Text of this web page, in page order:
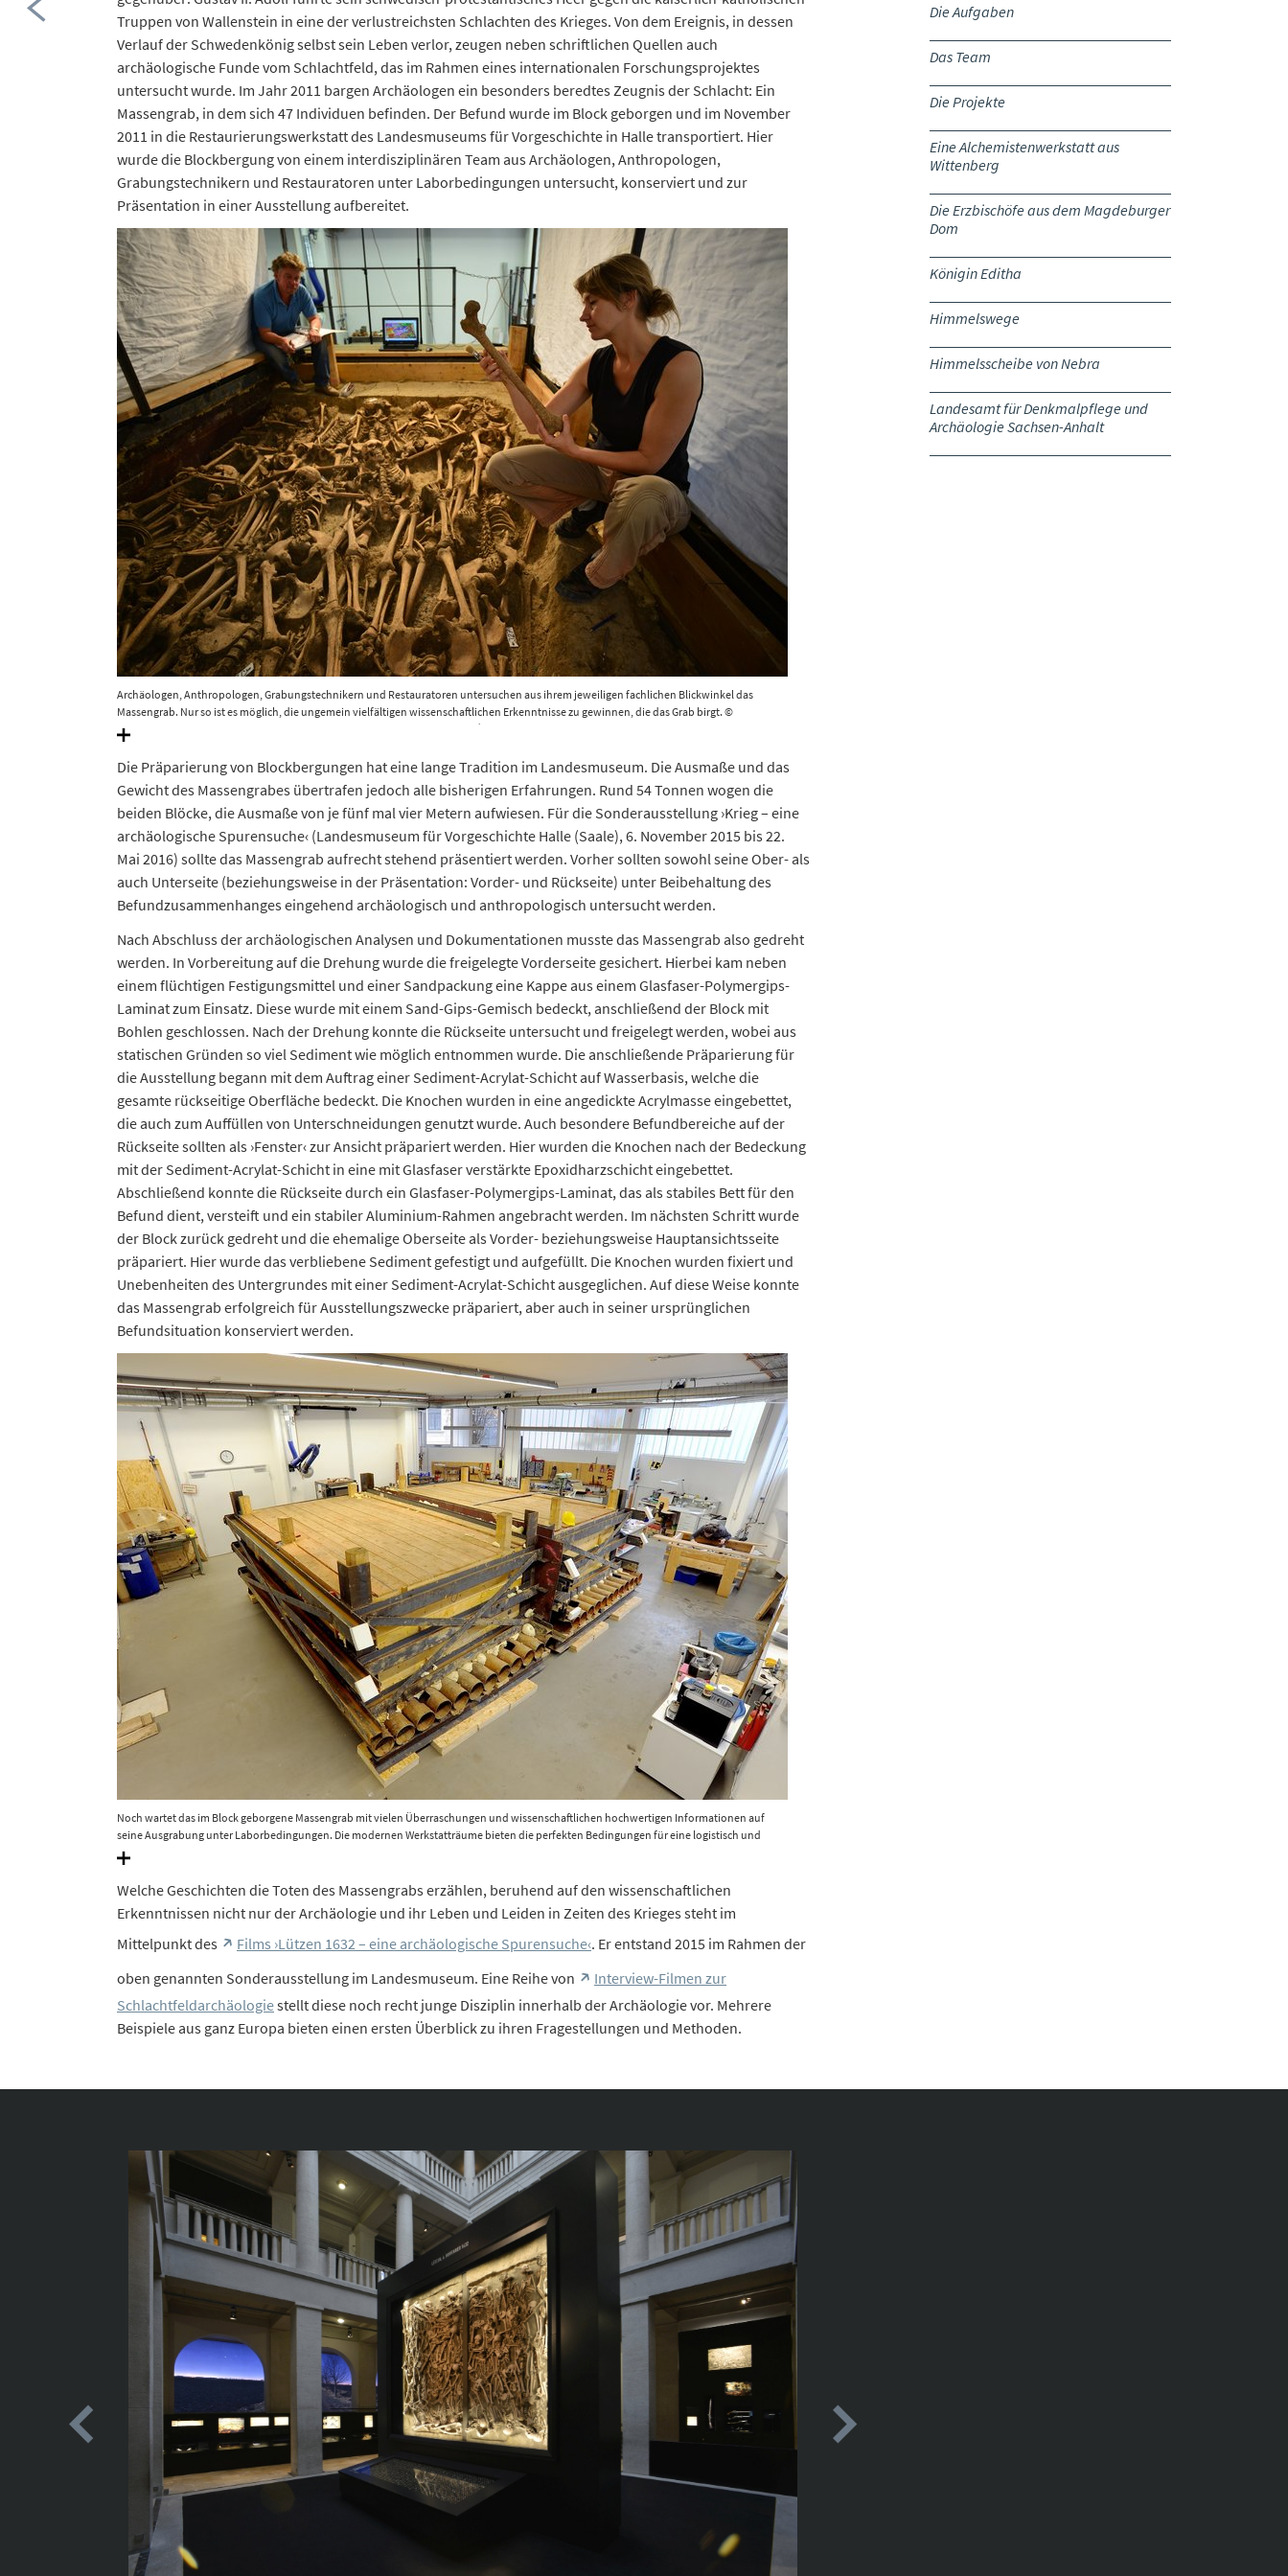
Truppen von Wallenstein in eine der verlustreichsten Schlachten des Krieges. Von dem Ereignis, in dessen
Verlauf der Schwedenkönig selbst sein Leben verlor, zeugen neben schriftlichen Quellen auch
archäologische Funde vom Schlachtfeld, das im Rahmen eines internationalen Forschungsprojektes
untersucht wurde. Im Jahr 2011 bargen Archäologen ein besonders beredtes Zeugnis der Schlacht: Ein
Massengrab, in dem sich 47 Individuen befinden. Der Befund wurde im Block geborgen und im November
2011 in die Restaurierungswerkstatt des Landesmuseums für Vorgeschichte in Halle transportiert. Hier
wurde die Blockbergung von einem interdisziplinären Team aus Archäologen, Anthropologen,
Grabungstechnikern und Restauratoren unter Laborbedingungen untersucht, konserviert und zur
Präsentation in einer Ausstellung aufbereitet.
Archäologen, Anthropologen, Grabungstechnikern und Restauratoren untersuchen aus ihrem jeweiligen fachlichen Blickwinkel das
Massengrab. Nur so ist es möglich, die ungemein vielfältigen wissenschaftlichen Erkenntnisse zu gewinnen, die das Grab birgt. ©
Landesamt für Denkmalpflege und Archäologie Sachsen-Anhalt, Juraj Lipták.
Die Präparierung von Blockbergungen hat eine lange Tradition im Landesmuseum. Die Ausmaße und das
Gewicht des Massengrabes übertrafen jedoch alle bisherigen Erfahrungen. Rund 54 Tonnen wogen die
beiden Blöcke, die Ausmaße von je fünf mal vier Metern aufwiesen. Für die Sonderausstellung ›Krieg – eine
archäologische Spurensuche‹ (Landesmuseum für Vorgeschichte Halle (Saale), 6. November 2015 bis 22.
Mai 2016) sollte das Massengrab aufrecht stehend präsentiert werden. Vorher sollten sowohl seine Ober- als
auch Unterseite (beziehungsweise in der Präsentation: Vorder- und Rückseite) unter Beibehaltung des
Befundzusammenhanges eingehend archäologisch und anthropologisch untersucht werden.
Nach Abschluss der archäologischen Analysen und Dokumentationen musste das Massengrab also gedreht
werden. In Vorbereitung auf die Drehung wurde die freigelegte Vorderseite gesichert. Hierbei kam neben
einem flüchtigen Festigungsmittel und einer Sandpackung eine Kappe aus einem Glasfaser-Polymergips-
Laminat zum Einsatz. Diese wurde mit einem Sand-Gips-Gemisch bedeckt, anschließend der Block mit
Bohlen geschlossen. Nach der Drehung konnte die Rückseite untersucht und freigelegt werden, wobei aus
statischen Gründen so viel Sediment wie möglich entnommen wurde. Die anschließende Präparierung für
die Ausstellung begann mit dem Auftrag einer Sediment-Acrylat-Schicht auf Wasserbasis, welche die
gesamte rückseitige Oberfläche bedeckt. Die Knochen wurden in eine angedickte Acrylmasse eingebettet,
die auch zum Auffüllen von Unterschneidungen genutzt wurde. Auch besondere Befundbereiche auf der
Rückseite sollten als ›Fenster‹ zur Ansicht präpariert werden. Hier wurden die Knochen nach der Bedeckung
mit der Sediment-Acrylat-Schicht in eine mit Glasfaser verstärkte Epoxidharzschicht eingebettet.
Abschließend konnte die Rückseite durch ein Glasfaser-Polymergips-Laminat, das als stabiles Bett für den
Befund dient, versteift und ein stabiler Aluminium-Rahmen angebracht werden. Im nächsten Schritt wurde
der Block zurück gedreht und die ehemalige Oberseite als Vorder- beziehungsweise Hauptansichtsseite
präpariert. Hier wurde das verbliebene Sediment gefestigt und aufgefüllt. Die Knochen wurden fixiert und
Unebenheiten des Untergrundes mit einer Sediment-Acrylat-Schicht ausgeglichen. Auf diese Weise konnte
das Massengrab erfolgreich für Ausstellungszwecke präpariert, aber auch in seiner ursprünglichen
Befundsituation konserviert werden.
Noch wartet das im Block geborgene Massengrab mit vielen Überraschungen und wissenschaftlichen hochwertigen Informationen auf
seine Ausgrabung unter Laborbedingungen. Die modernen Werkstatträume bieten die perfekten Bedingungen für eine logistisch und
technisch äußerst herausfordernde Aufgabe. © Landesamt für Denkmalpflege und Archäologie Sachsen-Anhalt, Klaus Bentele.
Welche Geschichten die Toten des Massengrabs erzählen, beruhend auf den wissenschaftlichen
Erkenntnissen nicht nur der Archäologie und ihr Leben und Leiden in Zeiten des Krieges steht im
Mittelpunkt des
Films ›Lützen 1632 – eine archäologische Spurensuche‹. Er entstand 2015 im Rahmen der
oben genannten Sonderausstellung im Landesmuseum. Eine Reihe von
Interview-Filmen zur
Schlachtfeldarchäologiestellt diese noch recht junge Disziplin innerhalb der Archäologie vor. Mehrere
Beispiele aus ganz Europa bieten einen ersten Überblick zu ihren Fragestellungen und Methoden.
Die Aufgaben
Das Team
Die Projekte
Eine Alchemistenwerkstatt aus
Wittenberg
Die Erzbischöfe aus dem Magdeburger
Dom
Königin Editha
Himmelswege
Himmelsscheibe von Nebra
Landesamt für Denkmalpflege und
Archäologie Sachsen-Anhalt